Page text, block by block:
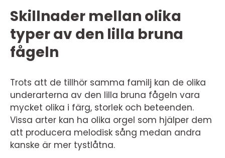
Skillnader mellan olika
typer av den lilla bruna
fågeln
Trots att de tillhör samma familj kan de olika
underarterna av den lilla bruna fågeln vara
mycket olika i färg, storlek och beteenden.
Vissa arter kan ha olika orgel som hjälper dem
att producera melodisk sång medan andra
kanske är mer tystlåtna.